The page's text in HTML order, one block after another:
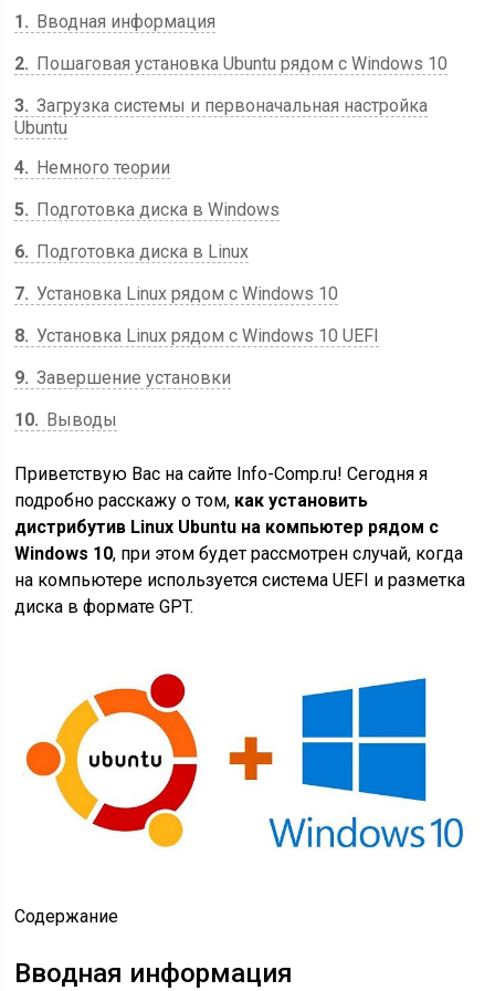
1
Вводная информация
2
Пошаговая установка Ubuntu рядом с Windows 10
3 Загрузка системы и первоначальная настройка
Ubuntu
4
Немного теории
5
Подготовка диска в Windows
6
Подготовка диска в Linux
7 Установка Linux рядом с Windows 10
8 Установка Linux рядом с Windows 10 UEFI
9 Завершение установки
10
Выводы
Приветствую Вас на сайте Info-Comp.ru! Сегодня я
подробно расскажу о том, как установить
дистрибутив Linux Ubuntu на компьютер рядом с
Windows 10, при этом будет рассмотрен случай, когда
на компьютере используется система UEFI и разметка
диска в формате GPT.
Содержание
Вводная информация